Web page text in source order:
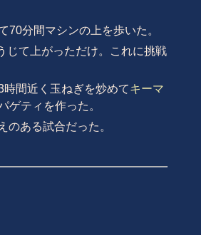
70分間マシンの上を歩いた。
じて上がっただけ。これに挑戦
間近く玉ねぎを炒めてキーマ
ゲティを作った。
のある試合だった。